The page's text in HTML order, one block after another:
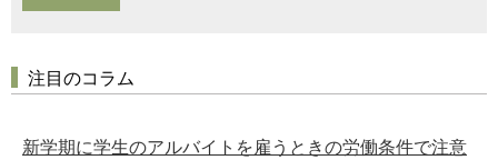
注目のコラム
新学期に学生のアルバイトを雇うときの労働条件で注意